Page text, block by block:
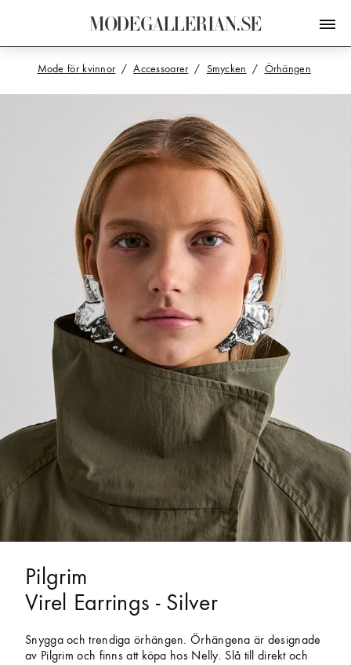
MODEGALLERIAN.SE
Mode för kvinnor Accessoarer Smycken Örhängen
Pilgrim
Virel Earrings - Silver
Snygga och trendiga örhängen. Örhängena är designade
av Pilgrim och finns att köpa hos Nelly. Slå till direkt och